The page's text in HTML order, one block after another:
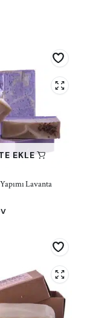
EKLE
Lavanta